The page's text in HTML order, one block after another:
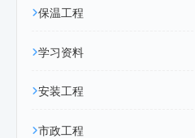
保温工程
学习资料
安装工程
市政工程